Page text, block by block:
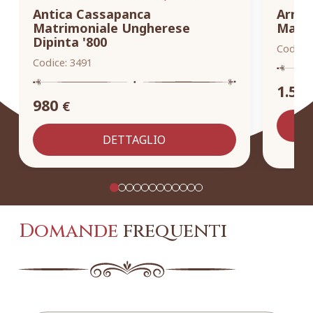
Antica Cassapanca
Matrimoniale Ungherese
Dipinta '800
Codice: 3491
980 €
DETTAGLIO
Codice:
Domandefrequenti